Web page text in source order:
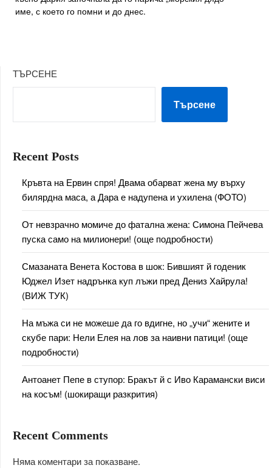
име, с което го помни и до днес.
ТЪРСЕНЕ
Търсене
Recent Posts
Кръвта на Ервин спря! Двама обарват жена му върху
билярдна маса, а Дара е надупена и ухилена (ФОТО)
От невзрачно момиче до фатална жена: Симона Пейчева
пуска само на милионери! (още подробности)
Смазаната Венета Костова в шок: Бившият й годеник
Юджел Изет надрънка куп лъжи пред Дениз Хайрула!
(ВИЖ ТУК)
На мъжа си не можеше да го вдигне, но „учи“ жените и
скубе пари: Нели Елея на лов за наивни патици! (още
подробности)
Антоанет Пепе в ступор: Бракът й с Иво Карамански виси
на косъм! (шокиращи разкрития)
Recent Comments
Няма коментари за показване.